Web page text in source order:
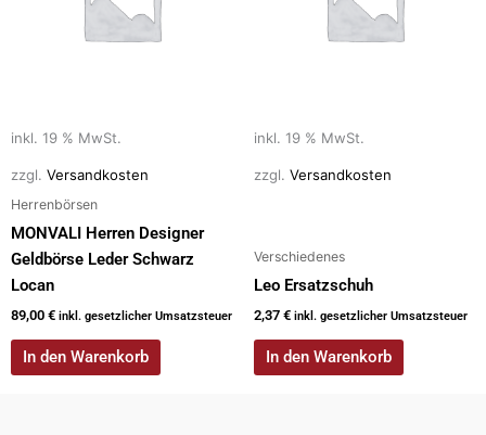
inkl. 19 % MwSt.
zzgl. Versandkosten
Herrenbörsen
MONVALI Herren Designer
Geldbörse Leder Schwarz
Locan
89,00 € inkl. gesetzlicher Umsatzsteuer
In den Warenkorb
inkl. 19 % MwSt.
zzgl. Versandkosten
Verschiedenes
Leo Ersatzschuh
2,37 € inkl. gesetzlicher Umsatzsteuer
In den Warenkorb